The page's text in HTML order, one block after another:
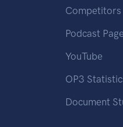
Competitors
Podcast Page
YouTube
OP3
Document